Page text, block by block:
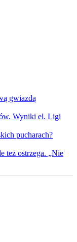
gwiazdą
Wyniki el. Ligi
pucharach?
też ostrzega. „Nie